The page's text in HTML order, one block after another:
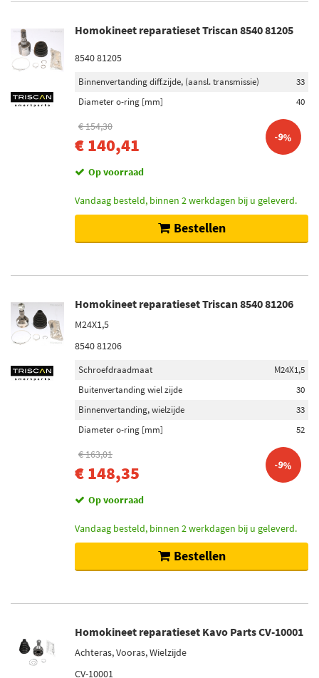
Homokineet reparatieset Triscan 8540 81205
8540 81205
Binnenvertanding diff.zijde, (aansl. transmissie)
33
Diameter o-ring [mm]
40
€ 154,30
€ 140,41 -9%
Op voorraad
Vandaag besteld, binnen 2 werkdagen bij u geleverd.
Bestellen
Homokineet reparatieset Triscan 8540 81206
M24X1,5
8540 81206
Schroefdraadmaat
M24X1,5
Buitenvertanding wiel zijde
30
Binnenvertanding, wielzijde
33
Diameter o-ring [mm]
52
€ 163,01
€ 148,35 -9%
Op voorraad
Vandaag besteld, binnen 2 werkdagen bij u geleverd.
Bestellen
Homokineet reparatieset Kavo Parts CV-10001
Achteras, Vooras, Wielzijde
CV-10001